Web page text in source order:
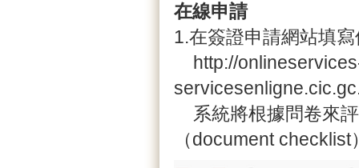
在線申請
1.在簽證申請網站填
http://
系統將根據問卷來
（document